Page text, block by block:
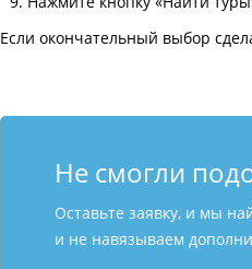
Если окончательный выбор
Не смогли
Оставьте заявку, и мы
и не навязываем